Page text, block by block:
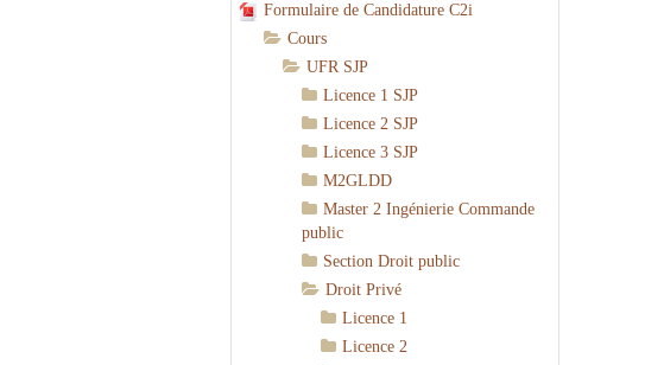
Formulaire de Candidature C2i
Cours
UFR SJP
Licence 1 SJP
Licence 2 SJP
Licence 3 SJP
M2GLDD
Master 2 Ingénierie Commande
public
Section Droit public
Droit Privé
Licence 1
Licence 2